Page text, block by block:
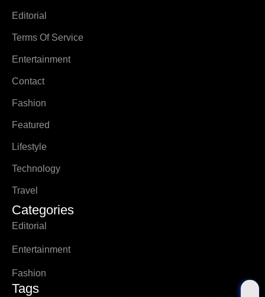
Editorial
Terms Of Service
Entertainment
Contact
Fashion
Featured
Lifestyle
Technology
Travel
Categories
Editorial
Entertainment
Fashion
Tags